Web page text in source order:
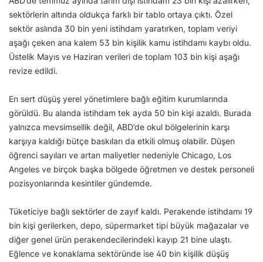
sektörlerin altında oldukça farklı bir tablo ortaya çıktı. Özel
sektör aslında 30 bin yeni istihdam yaratırken, toplam veriyi
aşağı çeken ana kalem 53 bin kişilik kamu istihdamı kaybı oldu.
Üstelik Mayıs ve Haziran verileri de toplam 103 bin kişi aşağı
revize edildi.
En sert düşüş yerel yönetimlere bağlı eğitim kurumlarında
görüldü. Bu alanda istihdam tek ayda 50 bin kişi azaldı. Burada
yalnızca mevsimsellik değil, ABD’de okul bölgelerinin karşı
karşıya kaldığı bütçe baskıları da etkili olmuş olabilir. Düşen
öğrenci sayıları ve artan maliyetler nedeniyle Chicago, Los
Angeles ve birçok başka bölgede öğretmen ve destek personeli
pozisyonlarında kesintiler gündemde.
Tüketiciye bağlı sektörler de zayıf kaldı. Perakende istihdamı 19
bin kişi gerilerken, depo, süpermarket tipi büyük mağazalar ve
diğer genel ürün perakendecilerindeki kayıp 21 bine ulaştı.
Eğlence ve konaklama sektöründe ise 40 bin kişilik düşüş